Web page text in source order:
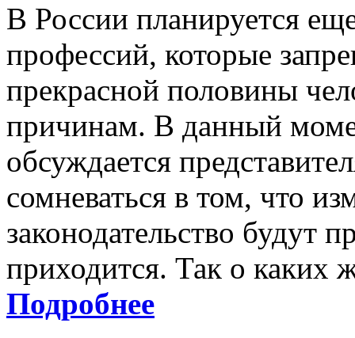
В России планируется
профессий, которые
прекрасной половины
причинам. В данный
обсуждается
сомневаться в том, что
законодательство будут
приходится. Так о каких
Подробнее